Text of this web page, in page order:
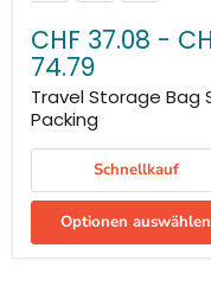
CHF 37.08 -
74.79
Travel Storage Bag
Packing
Schnellkauf
Optionen auswählen